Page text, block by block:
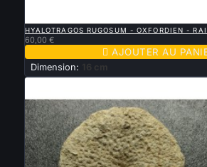
HYALOTRAGOS RUGOSUM - OXFORDIEN -
60,00 €
 AJOUTER AU
Dimension: 16 cm